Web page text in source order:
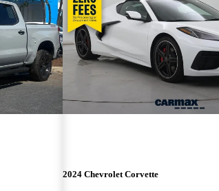
2024 Chevrolet Corvette